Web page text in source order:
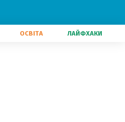
ОСВІТА ЛАЙФХАКИ